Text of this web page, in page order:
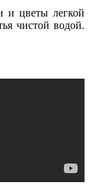
и цветы легкой
чистой водой.